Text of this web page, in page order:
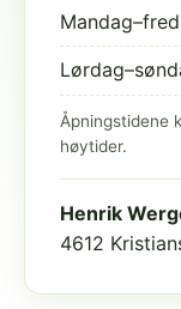
Åpningstidene
høytider.
Henrik
4612